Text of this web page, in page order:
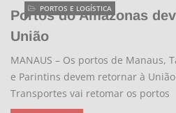
PORTOS E LOGÍSTICA
Portos do Amazonas
União
MANAUS – Os portos de Manaus,
e Parintins devem retornar à
Transportes vai retomar os portos